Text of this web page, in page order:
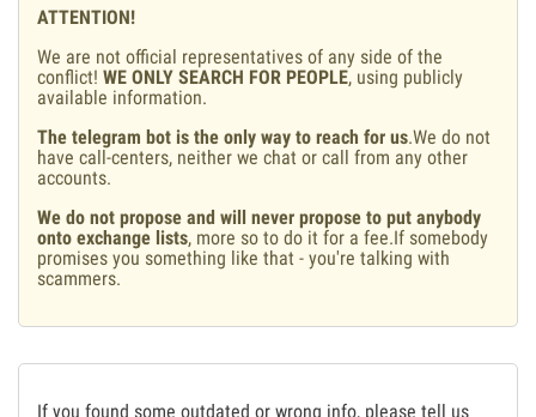
ATTENTION!
We are not official representatives of any side of the
conflict! WE ONLY SEARCH FOR PEOPLE, using publicly
available information.
The telegram bot is the only way to reach for us.We do not
have call-centers, neither we chat or call from any other
accounts.
We do not propose and will never propose to put anybody
onto exchange lists, more so to do it for a fee.If somebody
promises you something like that - you're talking with
scammers.
If you found some outdated or wrong info, please tell us